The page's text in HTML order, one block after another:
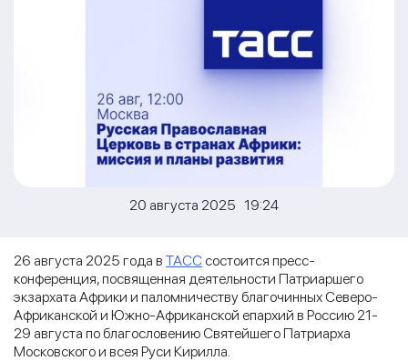
20 августа 2025 19:24
26 августа 2025 года в ТАСС состоится пресс-
конференция, посвященная деятельности Патриаршего
экзархата Африки и паломничеству благочинных Северо-
Африканской и Южно-Африканской епархий в Россию 21-
29 августа по благословению Святейшего Патриарха
Московского и всея Руси Кирилла.